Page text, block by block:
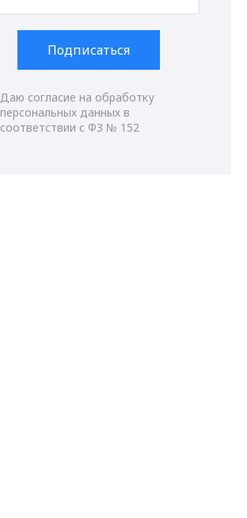
Подписаться
Даю согласие на обработку
персональных данных в
соответствии с ФЗ № 152